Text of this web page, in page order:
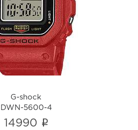
G-shock
DWN-5600-4
i
G-shock
DWN-5600-4
14990 i